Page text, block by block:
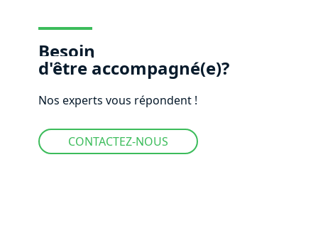
Besoin
d'être accompagné(e)?
Nos experts vous répondent !
CONTACTEZ-NOUS